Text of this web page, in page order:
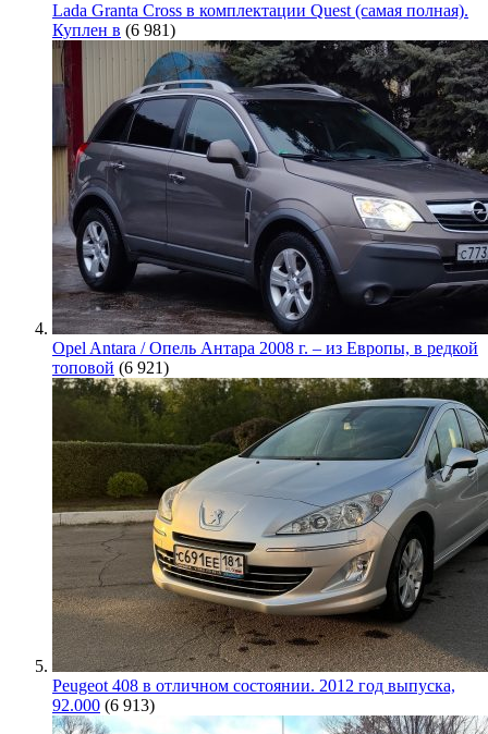
Lada Granta Cross в комплектации Quest (самая полная).
Куплен в (6 981)
Opel Antara / Опель Антара 2008 г. – из Европы, в редкой
топовой (6 921)
Peugeot 408 в отличном состоянии. 2012 год выпуска,
92.000 (6 913)